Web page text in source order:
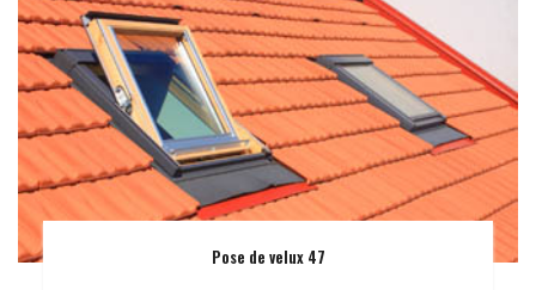
Pose de velux 47